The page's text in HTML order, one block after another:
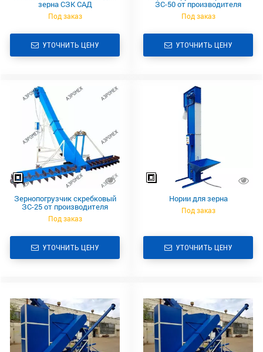
зерна СЗК САД
Под заказ
УТОЧНИТЬ ЦЕНУ
ЗС-50 от производителя
Под заказ
УТОЧНИТЬ ЦЕНУ
Зернопогрузчик скребковый
ЗС-25 от производителя
Под заказ
УТОЧНИТЬ ЦЕНУ
Нории для зерна
Под заказ
УТОЧНИТЬ ЦЕНУ